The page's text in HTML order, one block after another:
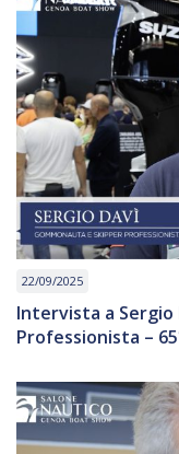
22/09/2025
Intervista a Sergio
Professionista –